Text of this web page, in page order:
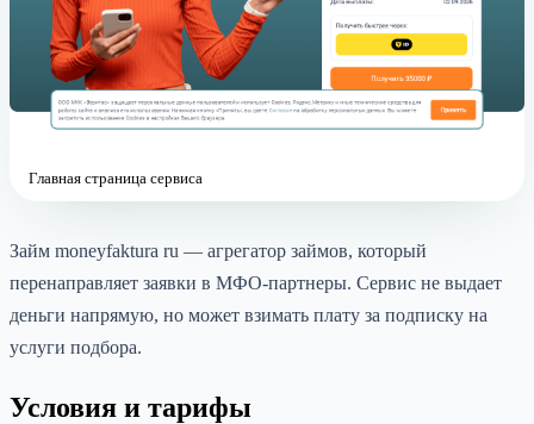
Главная страница сервиса
Займ moneyfaktura ru — агрегатор займов, который
перенаправляет заявки в МФО-партнеры. Сервис не выдает
деньги напрямую, но может взимать плату за подписку на
услуги подбора.
Условия и тарифы